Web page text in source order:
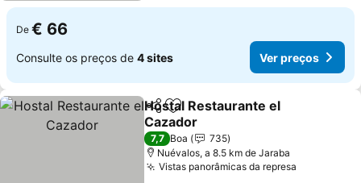
De € 66
Consulte os preços de 4 sites Ver preços
PartilharAdicionar aos favoritos
Hostal Restaurante el
Cazador
Ver preços
7,7 Boa
735
Nuévalos, a 8.5 km de Jaraba
Vistas panorâmicas da represa